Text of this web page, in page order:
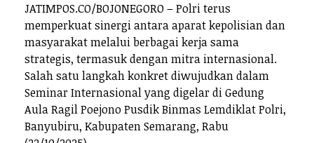
JATIMPOS.CO/BOJONEGORO – Polri terus
memperkuat sinergi antara aparat kepolisian dan
masyarakat melalui berbagai kerja sama
strategis, termasuk dengan mitra internasional.
Salah satu langkah konkret diwujudkan dalam
Seminar Internasional yang digelar di Gedung
Aula Ragil Poejono Pusdik Binmas Lemdiklat Polri,
Banyubiru, Kabupaten Semarang, Rabu